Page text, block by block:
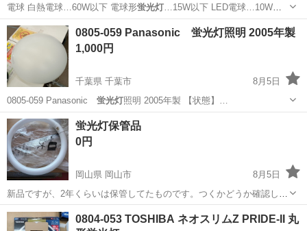
電球 白熱電球…60W以下 電球形蛍光灯…15W以下 LED電球…10W以
下…
北海道 釧路市
0805-059 Panasonic 蛍光灯照明 2005年製
1,000円
千葉県 千葉市
8月5日
0805-059 Panasonic 蛍光灯 照明 2005年製 【状態】…
千葉 千葉市 照明器具
蛍光灯保管品
0円
岡山県 岡山市
8月5日
新品ですが、2年くらいは保管してたものです。つくかどうか確認して
いません。 まとめての取引の方優先です 必ずプロフィールをよく読ん
でください。 エラーでプロフィールが表示されてない場合はお知らせ
岡山 岡山市
0804-053 TOSHIBA ネオスリムZ PRIDE-II 丸